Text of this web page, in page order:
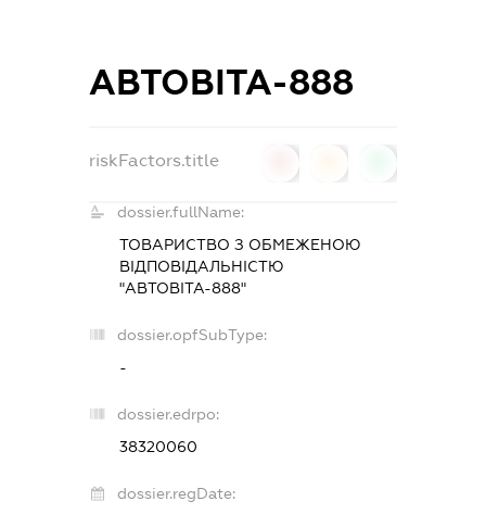
АВТОВІТА-888
riskFactors.title
dossier.fullName:
ТОВАРИСТВО З ОБМЕЖЕНОЮ
ВІДПОВІДАЛЬНІСТЮ
"АВТОВІТА-888"
dossier.opfSubType:
-
dossier.edrpo:
38320060
dossier.regDate: